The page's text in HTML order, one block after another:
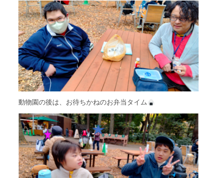
動物園の後は、お待ちかねのお弁当タイム